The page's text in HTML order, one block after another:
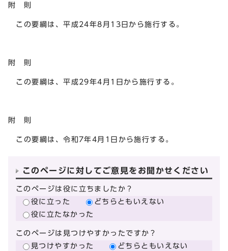
附 則
この要綱は、平成24年8月13日から施行する。
附 則
この要綱は、平成29年4月1日から施行する。
附 則
この要綱は、令和7年4月1日から施行する。
このページに対してご意見をお聞かせください
このページは役に立ちましたか？
役に立った
どちらともいえない
役に立たなかった
このページは見つけやすかったですか？
見つけやすかった
どちらともいえない